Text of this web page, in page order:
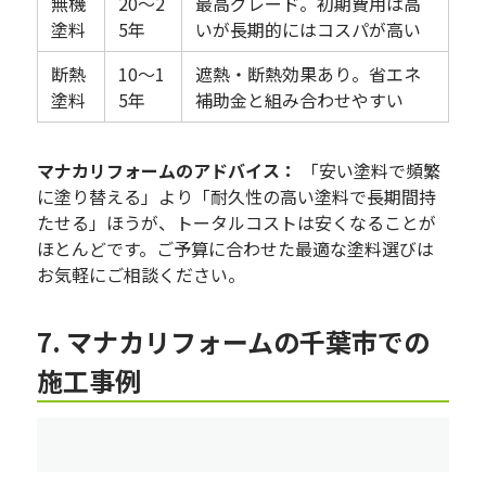
塗料
5年
いが長期的にはコスパが高い
断熱
塗料
10〜1
5年
遮熱・断熱効果あり。省エネ
補助金と組み合わせやすい
マナカリフォームのアドバイス：
「安い塗料で頻繁
に塗り替える」より「耐久性の高い塗料で長期間持
たせる」ほうが、トータルコストは安くなることが
ほとんどです。ご予算に合わせた最適な塗料選びは
お気軽にご相談ください。
7. マナカリフォームの千葉市での
施工事例